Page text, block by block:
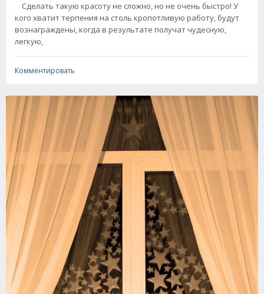
Сделать такую красоту не сложно, но не очень быстро! У
кого хватит терпения на столь кропотливую работу, будут
вознаграждены, когда в результате получат чудесную,
легкую,
Комментировать